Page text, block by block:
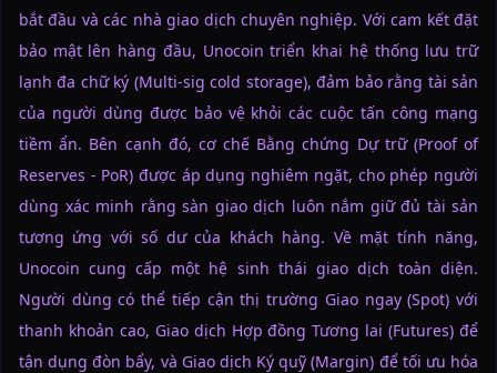
bắt đầu và các nhà giao dịch chuyên nghiệp. Với cam kết đặt
bảo mật lên hàng đầu, Unocoin triển khai hệ thống lưu trữ
lạnh đa chữ ký (Multi-sig cold storage), đảm bảo rằng tài sản
của người dùng được bảo vệ khỏi các cuộc tấn công mạng
tiềm ẩn. Bên cạnh đó, cơ chế Bằng chứng Dự trữ (Proof of
Reserves - PoR) được áp dụng nghiêm ngặt, cho phép người
dùng xác minh rằng sàn giao dịch luôn nắm giữ đủ tài sản
tương ứng với số dư của khách hàng. Về mặt tính năng,
Unocoin cung cấp một hệ sinh thái giao dịch toàn diện.
Người dùng có thể tiếp cận thị trường Giao ngay (Spot) với
thanh khoản cao, Giao dịch Hợp đồng Tương lai (Futures) để
tận dụng đòn bẩy, và Giao dịch Ký quỹ (Margin) để tối ưu hóa